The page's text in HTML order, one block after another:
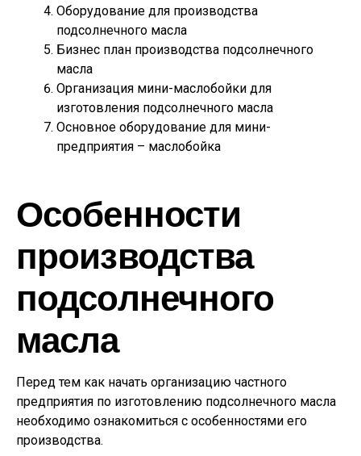
Оборудование для производства
подсолнечного масла
Бизнес план производства подсолнечного
масла
Организация мини-маслобойки для
изготовления подсолнечного масла
Основное оборудование для мини-
предприятия – маслобойка
Особенности
производства
подсолнечного
масла
Перед тем как начать организацию частного
предприятия по изготовлению подсолнечного масла
необходимо ознакомиться с особенностями его
производства.